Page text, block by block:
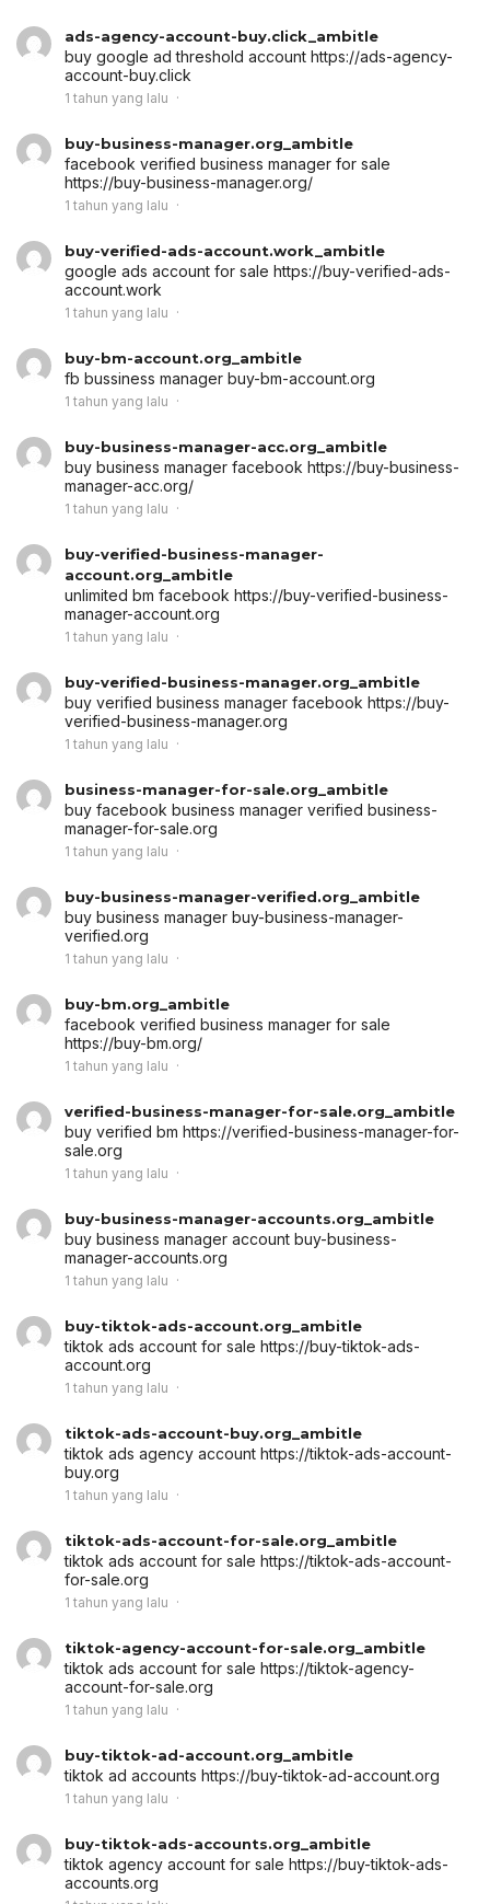
ads-agency-account-buy.click_ambitle
buy google ad threshold account https://ads-agency-
account-buy.click
1 tahun yang lalu
buy-business-manager.org_ambitle
facebook verified business manager for sale
https://buy-business-manager.org/
1 tahun yang lalu
buy-verified-ads-account.work_ambitle
google ads account for sale https://buy-verified-ads-
account.work
1 tahun yang lalu
buy-bm-account.org_ambitle
fb bussiness manager buy-bm-account.org
1 tahun yang lalu
buy-business-manager-acc.org_ambitle
buy business manager facebook https://buy-business-
manager-acc.org/
1 tahun yang lalu
buy-verified-business-manager-
account.org_ambitle
unlimited bm facebook https://buy-verified-business-
manager-account.org
1 tahun yang lalu
buy-verified-business-manager.org_ambitle
buy verified business manager facebook https://buy-
verified-business-manager.org
1 tahun yang lalu
business-manager-for-sale.org_ambitle
buy facebook business manager verified business-
manager-for-sale.org
1 tahun yang lalu
buy-business-manager-verified.org_ambitle
buy business manager buy-business-manager-
verified.org
1 tahun yang lalu
buy-bm.org_ambitle
facebook verified business manager for sale
https://buy-bm.org/
1 tahun yang lalu
verified-business-manager-for-sale.org_ambitle
buy verified bm https://verified-business-manager-for-
sale.org
1 tahun yang lalu
buy-business-manager-accounts.org_ambitle
buy business manager account buy-business-
manager-accounts.org
1 tahun yang lalu
buy-tiktok-ads-account.org_ambitle
tiktok ads account for sale https://buy-tiktok-ads-
account.org
1 tahun yang lalu
tiktok-ads-account-buy.org_ambitle
tiktok ads agency account https://tiktok-ads-account-
buy.org
1 tahun yang lalu
tiktok-ads-account-for-sale.org_ambitle
tiktok ads account for sale https://tiktok-ads-account-
for-sale.org
1 tahun yang lalu
tiktok-agency-account-for-sale.org_ambitle
tiktok ads account for sale https://tiktok-agency-
account-for-sale.org
1 tahun yang lalu
buy-tiktok-ad-account.org_ambitle
tiktok ad accounts https://buy-tiktok-ad-account.org
1 tahun yang lalu
buy-tiktok-ads-accounts.org_ambitle
tiktok agency account for sale https://buy-tiktok-ads-
accounts.org